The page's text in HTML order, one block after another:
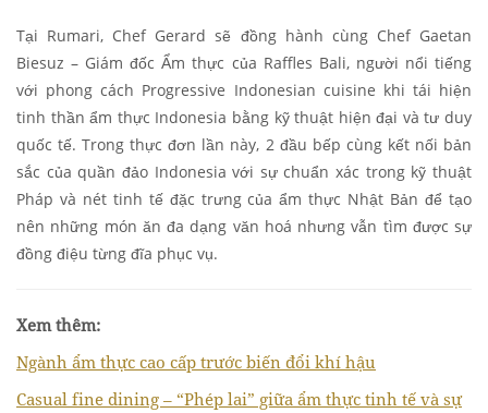
Tại Rumari, Chef Gerard sẽ đồng hành cùng Chef Gaetan
Biesuz – Giám đốc Ẩm thực của Raffles Bali, người nổi tiếng
với phong cách Progressive Indonesian cuisine khi tái hiện
tinh thần ẩm thực Indonesia bằng kỹ thuật hiện đại và tư duy
quốc tế. Trong thực đơn lần này, 2 đầu bếp cùng kết nối bản
sắc của quần đảo Indonesia với sự chuẩn xác trong kỹ thuật
Pháp và nét tinh tế đặc trưng của ẩm thực Nhật Bản để tạo
nên những món ăn đa dạng văn hoá nhưng vẫn tìm được sự
đồng điệu từng đĩa phục vụ.
Xem thêm:
Ngành ẩm thực cao cấp trước biến đổi khí hậu
Casual fine dining – “Phép lai” giữa ẩm thực tinh tế và sự